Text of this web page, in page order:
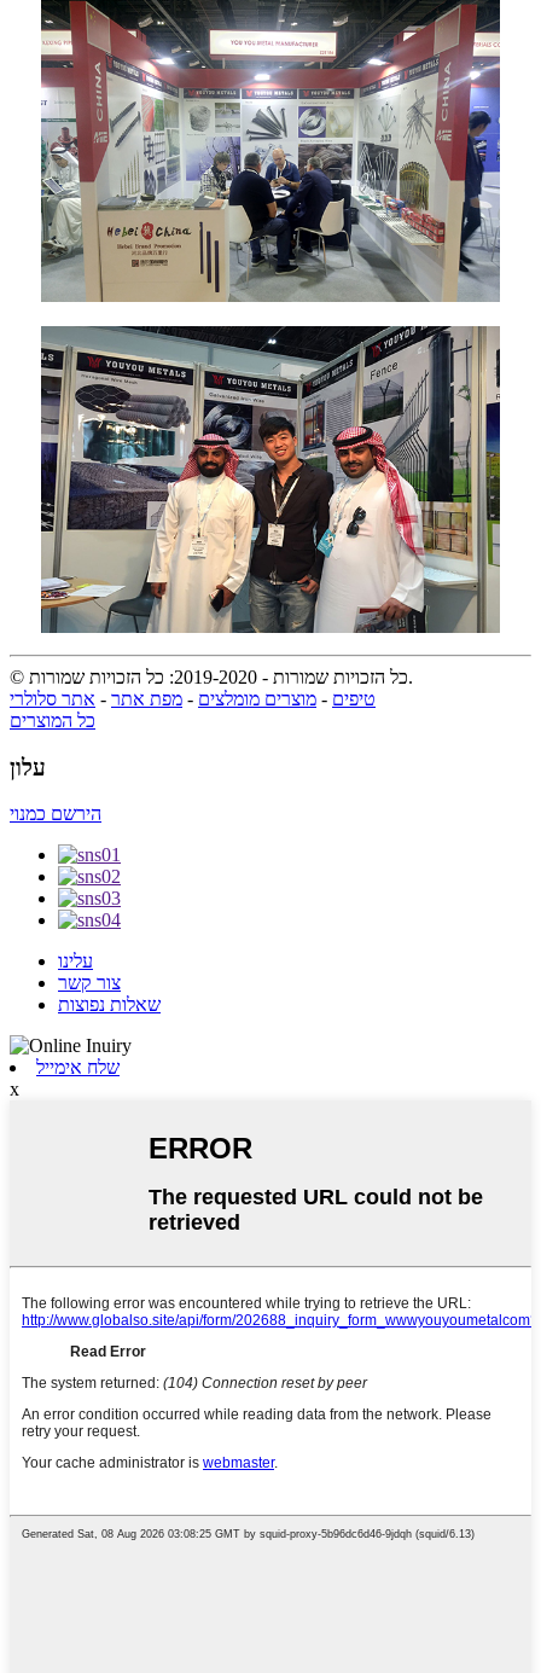
© כל הזכויות שמורות - 2019-2020: כל הזכויות שמורות.
טיפים - מוצרים מומלצים - מפת אתר - אתר סלולרי
כל המוצרים
עלון
הירשם כמנוי
עלינו
צור קשר
שאלות נפוצות
שלח אימייל
x